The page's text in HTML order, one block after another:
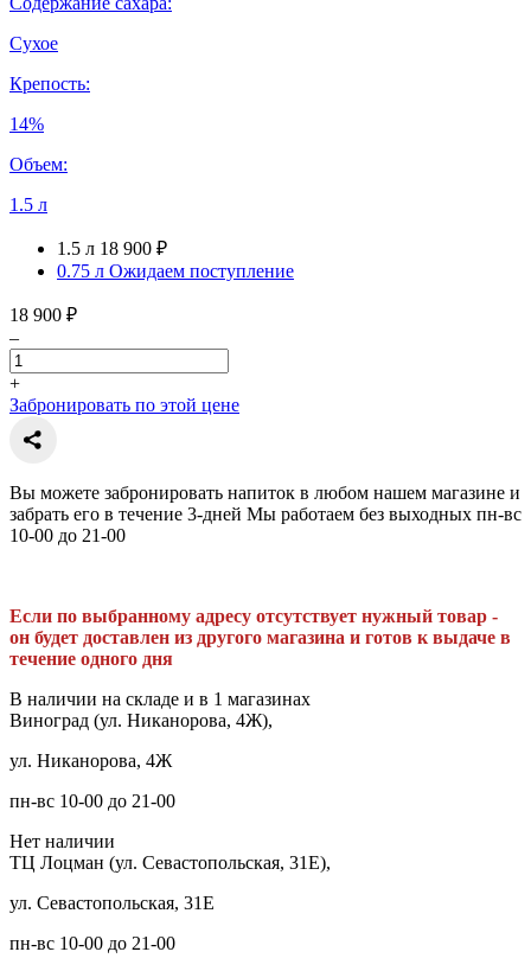
Сухое
Крепость:
14%
Объем:
1.5 л
1.5 л 18 900 ₽
0.75 л Ожидаем поступление
18 900 ₽
–
+
Забронировать по этой цене
Вы можете забронировать напиток в любом нашем магазине и
забрать его в течение 3-дней Мы работаем без выходных пн-вс
10-00 до 21-00
Если по выбранному адресу отсутствует нужный товар -
он будет доставлен из другого магазина и готов к выдаче в
течение одного дня
В наличии на складе и в 1 магазинах
Виноград (ул. Никанорова, 4Ж),
ул. Никанорова, 4Ж
пн-вс 10-00 до 21-00
Нет наличии
ТЦ Лоцман (ул. Севастопольская, 31Е),
ул. Севастопольская, 31Е
пн-вс 10-00 до 21-00